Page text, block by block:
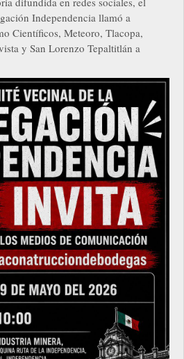
Independencia llamó a
Científicos, Meteoro, Tlacopa,
y San Lorenzo Tepaltitlán a